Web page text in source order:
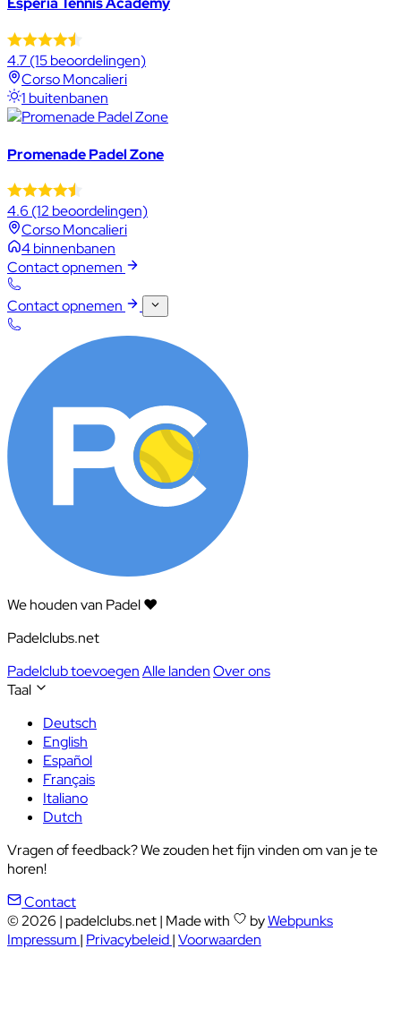
4.7(15 beoordelingen)
Corso Moncalieri
1 buitenbanen
Promenade Padel Zone
4.6 (12 beoordelingen)
Corso Moncalieri
4 binnenbanen
Contact opnemen
Contact opnemen
We houden van Padel ❤️
Padelclubs.net
Padelclub toevoegenAlle landenOver ons
Taal
Deutsch
English
Español
Français
Italiano
Dutch
Vragen of feedback? We zouden het fijn vinden om van je te
horen!
Contact
© 2026 | padelclubs.net| Made with byWebpunks
Impressum | Privacybeleid|Voorwaarden